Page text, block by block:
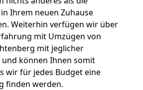
Ihrem neuen Zuhause
Weiterhin verfügen wir über
mit Umzügen von
mit jeglicher
können Ihnen somit
wir für jedes Budget eine
finden werden.